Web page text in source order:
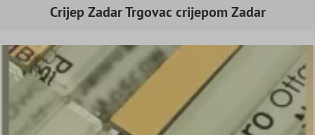
Crijep Zadar Trgovac crijepom Zadar